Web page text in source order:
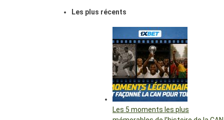
Les plus récents
Les 5 moments les plus